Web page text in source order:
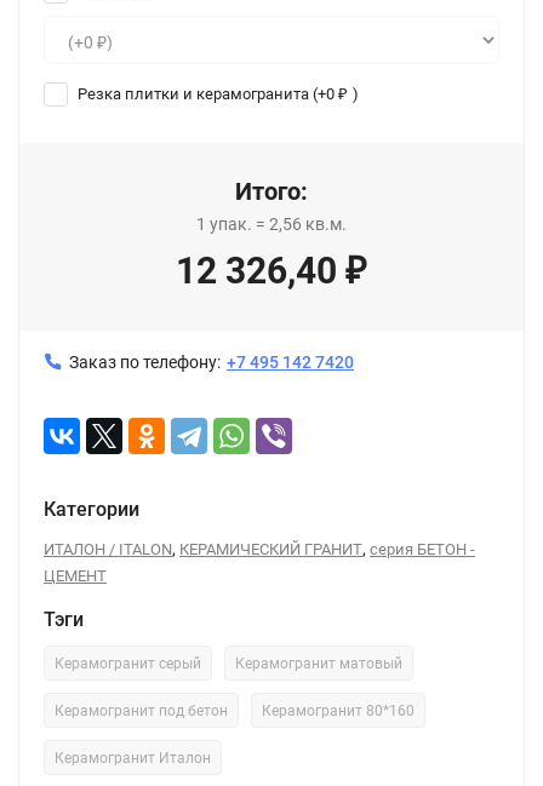
Резка плитки и керамогранита (+0 ₽ )
Итого:
1 упак. = 2,56 кв.м.
12 326,40 ₽
Заказ по телефону: +7 495 142 7420
Категории
ИТАЛОН / ITALON, КЕРАМИЧЕСКИЙ ГРАНИТ, серия БЕТОН -
ЦЕМЕНТ
Тэги
Керамогранит серый Керамогранит матовый
Керамогранит под бетон Керамогранит 80*160
Керамогранит Италон